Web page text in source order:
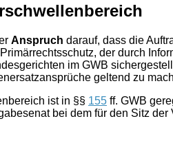
Anspruch darauf, dass die
der durch
im GWB
geltend zu
ist in §§ 155 ff. GWB
bei dem für den Sitz